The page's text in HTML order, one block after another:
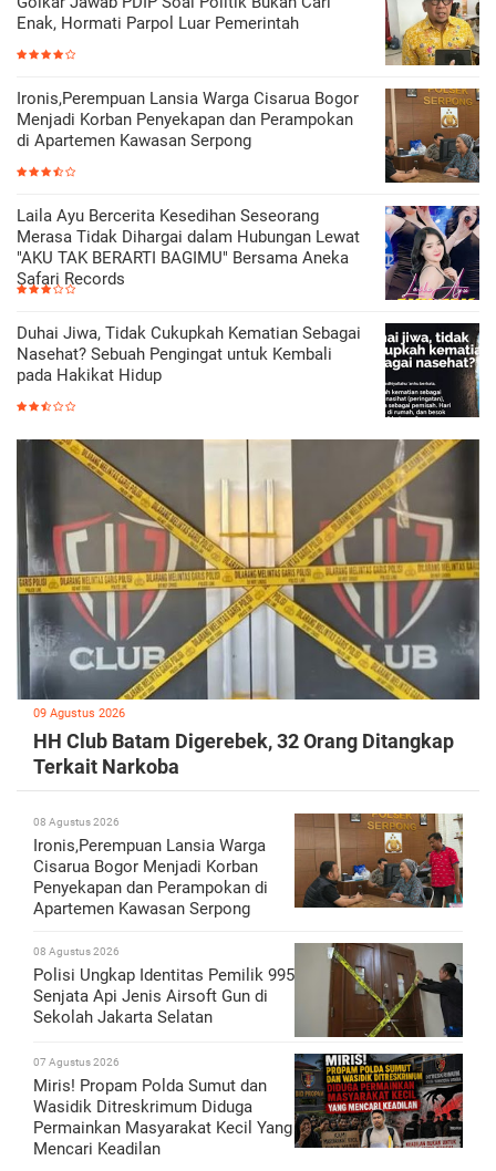
Enak, Hormati Parpol Luar Pemerintah
Ironis,Perempuan Lansia Warga Cisarua Bogor
Menjadi Korban Penyekapan dan Perampokan
di Apartemen Kawasan Serpong
Laila Ayu Bercerita Kesedihan Seseorang
Merasa Tidak Dihargai dalam Hubungan Lewat
"AKU TAK BERARTI BAGIMU" Bersama Aneka
Safari Records
Duhai Jiwa, Tidak Cukupkah Kematian Sebagai
Nasehat? Sebuah Pengingat untuk Kembali
pada Hakikat Hidup
09 Agustus 2026
HH Club Batam Digerebek, 32 Orang Ditangkap
Terkait Narkoba
08 Agustus 2026
Ironis,Perempuan Lansia Warga
Cisarua Bogor Menjadi Korban
Penyekapan dan Perampokan di
Apartemen Kawasan Serpong
08 Agustus 2026
Polisi Ungkap Identitas Pemilik 995
Senjata Api Jenis Airsoft Gun di
Sekolah Jakarta Selatan
07 Agustus 2026
Miris! Propam Polda Sumut dan
Wasidik Ditreskrimum Diduga
Permainkan Masyarakat Kecil Yang
Mencari Keadilan